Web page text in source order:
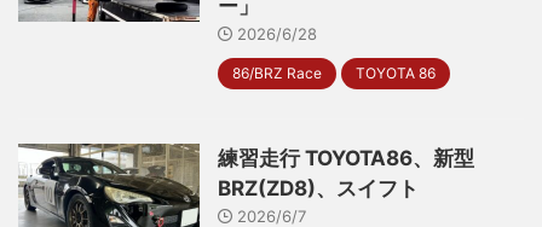
ー」
2026/6/28
86/BRZ Race TOYOTA 86
練習走行 TOYOTA86、新型
BRZ(ZD8)、スイフト
2026/6/7